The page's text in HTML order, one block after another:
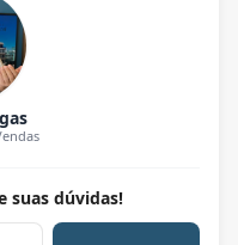
suas dúvidas!